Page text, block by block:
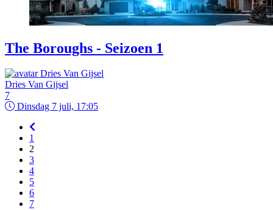
The Boroughs - Seizoen 1
Dries Van Gijsel
7
Dinsdag 7 juli, 17:05
1
2
3
4
5
6
7